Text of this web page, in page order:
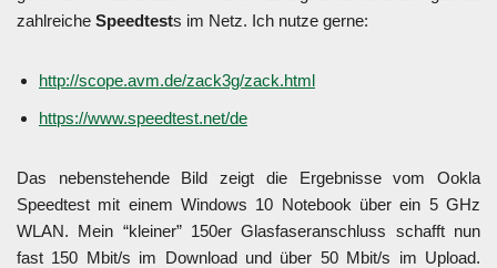
zahl­rei­che Speed­tests im Netz. Ich nut­ze ger­ne:
http://scope.avm.de/zack3g/zack.html
https://www.speedtest.net/de
Das neben­ste­hen­de Bild zeigt die Ergeb­nis­se vom Ook­la
Speed­test mit einem Win­dows 10 Note­book über ein 5 GHz
WLAN. Mein “klei­ner” 150er Glas­fa­ser­an­schluss schafft nun
fast 150 Mbit/s im Down­load und über 50 Mbit/s im Upload.